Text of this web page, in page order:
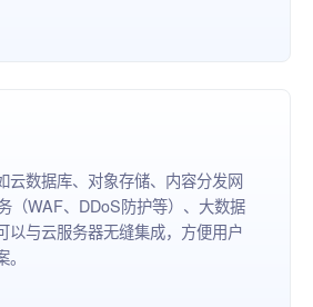
云数据库、对象存储、内容分发网
（WAF、DDoS防护等）、大数据
以与云服务器无缝集成，方便用户